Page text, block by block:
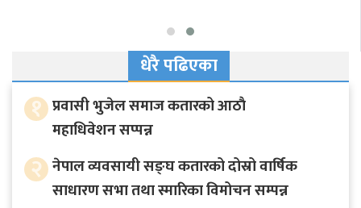
धेरै पढिएका
१ प्रवासी भुजेल समाज कतारको आठाै
महाधिवेशन सप्पन्न
२ नेपाल व्यवसायी सङ्घ कतारको दोस्रो वार्षिक
साधारण सभा तथा स्मारिका विमोचन सम्पन्न